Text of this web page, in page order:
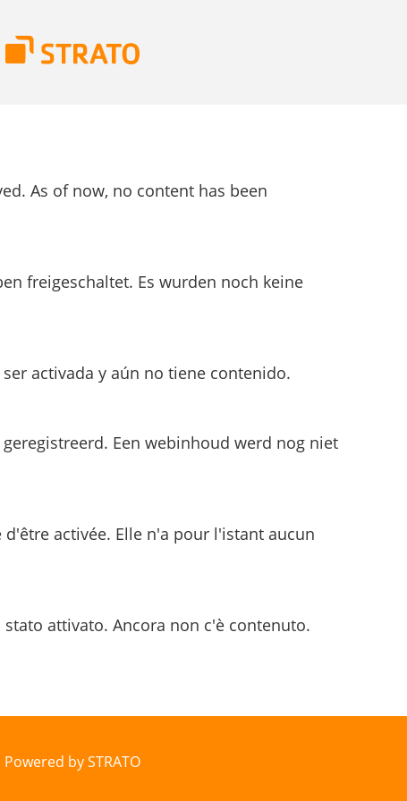
As of now, no content has been
freigeschaltet. Es wurden noch keine
activada y aún no tiene contenido.
Een webinhoud werd nog niet
d'être activée. Elle n'a pour l'istant aucun
attivato. Ancora non c'è contenuto.
Powered by STRATO